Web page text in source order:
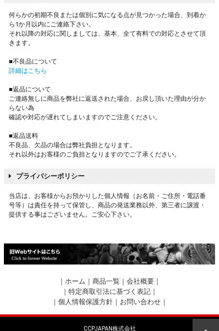
何らかの初期不良または個別に気になる点が見つかった場合、到着か
ら1か月以内にご連絡下さい。
それ以降の対応に関しましては、基本、全て有料での対応とさせて頂
きます。
■不良品について
詳細はこちら
■返品について
ご連絡無しに商品を弊社に返送された場合、お戻し頂いた理由が分か
らない為
確認や対応が遅れてしまいますのでご注意ください。
■返品送料
不良品、欠品の場合は弊社負担となります。
それ以外はお客様のご負担となりますのでご了承ください。
プライバシーポリシー
当店は、お客様からお預かりした個人情報（お名前・ご住所・電話番
号等）は責任を持って保管し、商品の発送業務以外、第三者に譲渡・
提供する事はございません。ご安心下さい。
｜ ホーム ｜ 商品一覧 ｜ 会社概要 ｜
｜ 特定商取引法に基づく表記 ｜
｜ 個人情報保護方針 ｜ お問い合わせ ｜
CCPJAPAN株式会社